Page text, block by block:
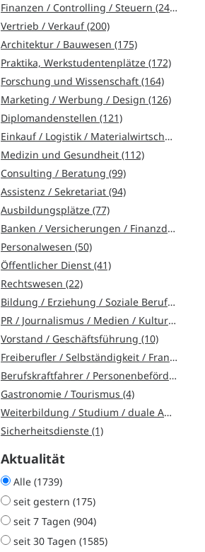
Finanzen / Controlling / Steuern (244)
Vertrieb / Verkauf (200)
Architektur / Bauwesen (175)
Praktika, Werkstudentenplätze (172)
Forschung und Wissenschaft (164)
Marketing / Werbung / Design (126)
Diplomandenstellen (121)
Einkauf / Logistik / Materialwirtschaft (117)
Medizin und Gesundheit (112)
Consulting / Beratung (99)
Assistenz / Sekretariat (94)
Ausbildungsplätze (77)
Banken / Versicherungen / Finanzdienstleister (76)
Personalwesen (50)
Öffentlicher Dienst (41)
Rechtswesen (22)
Bildung / Erziehung / Soziale Berufe (18)
PR / Journalismus / Medien / Kultur (14)
Vorstand / Geschäftsführung (10)
Freiberufler / Selbständigkeit / Franchise (8)
Berufskraftfahrer / Personenbeförderung (Land, Wasser, Luft) (7)
Gastronomie / Tourismus (4)
Weiterbildung / Studium / duale Ausbildung (3)
Sicherheitsdienste (1)
Aktualität
Alle (1739)
seit gestern (175)
seit 7 Tagen (904)
seit 30 Tagen (1585)